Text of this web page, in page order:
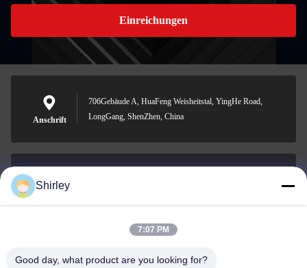
Einreichungen
Anschrift
706Gebäude A, HuaFeng Weisheitstal, YingHe Road,
LongGang, ShenZhen, China
E-Mail-Adresse
0086-18148506772
Shirley
7:07 PM
Good day, what product are you looking for?